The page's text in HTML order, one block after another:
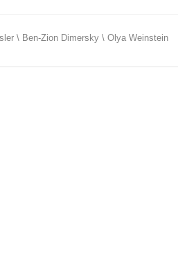
\ Ben-Zion Dimersky \ Olya Weinstein